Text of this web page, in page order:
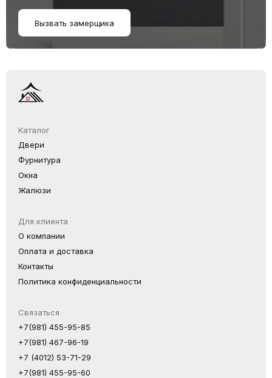
Вызвать замерщика
Каталог
Двери
Фурнитура
Окна
Жалюзи
Для клиента
О компании
Оплата и доставка
Контакты
Политика конфиденциальности
Связаться
+7(981) 455-95-85
+7(981) 467-96-19
+7 (4012) 53-71-29
+7(981) 455-95-60